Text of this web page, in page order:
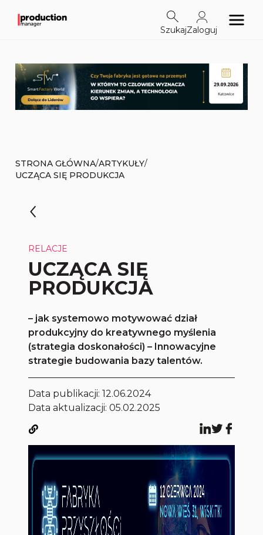
SzukajZaloguj
STRONA GŁÓWNA/ARTYKUŁY/
UCZĄCA SIĘ PRODUKCJA
RELACJE
UCZĄCA SIĘ
PRODUKCJA
– jak systemowo motywować dział
produkcyjny do kreatywnego myślenia
(strategia doskonałości) – Innowacyjne
strategie budowania bazy talentów.
Data publikacji:12.06.2024
Data aktualizacji: 05.02.2025